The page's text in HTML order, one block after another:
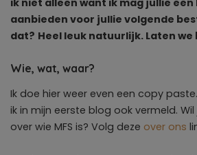
aanbieden voor jullie volgende
dat? Heel leuk natuurlijk. Laten we
Wie, wat, waar?
Ik doe hier weer even een copy
ik in mijn eerste blog ook vermeld.
over wie MFS is? Volg deze over ons